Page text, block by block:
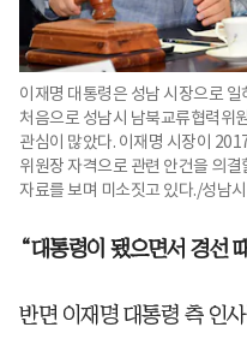
이재명 대통령은 성남 시장으로
처음으로 성남시 남북교류협력위
관심이 많았다. 이재명 시장이
위원장 자격으로 관련 안건을 의
자료를 보며 미소짓고 있다./성남시
“대통령이 됐으면서 경선
반면 이재명 대통령 측 인